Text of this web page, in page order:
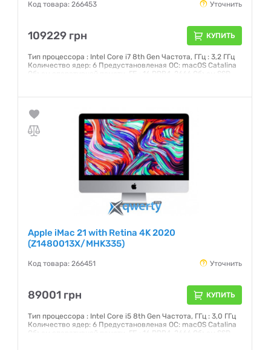
Код товара: 266453 Уточнить
109229 грн КУПИТЬ
Тип процессора : Intel Core i7 8th Gen Частота, ГГц : 3,2 ГГц
Количество ядер: 6 Предустановленая ОС: macOS Catalina
Объем оперативной памяти, ГБ : 16 DDR4-2666 Объем SSD,
C), 4xUSB 3.0, Head-Out Экран: 21,5 (4096x2304) IPS
Сенсорный: нет
Гарантия: 12 месяцев
Apple iMac 21 with Retina 4K 2020
(Z1480013X/MHK335)
Код товара: 266451 Уточнить
89001 грн КУПИТЬ
Тип процессора : Intel Core i5 8th Gen Частота, ГГц : 3,0 ГГц
Количество ядер: 6 Предустановленая ОС: macOS Catalina
Объем оперативной памяти, ГБ : 16 DDR4-2666 Объем SSD,